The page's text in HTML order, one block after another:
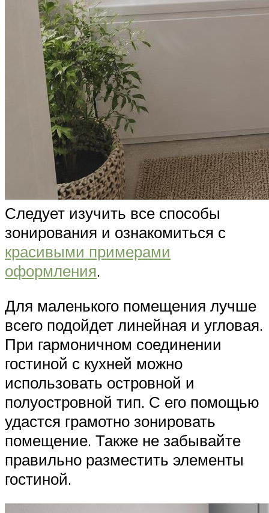
Следует изучить все способы
зонирования и ознакомиться с
красивыми примерами
оформления.
Для маленького помещения лучше
всего подойдет линейная и угловая.
При гармоничном соединении
гостиной с кухней можно
использовать островной и
полуостровной тип. С его помощью
удастся грамотно зонировать
помещение. Также не забывайте
правильно разместить элементы
гостиной.